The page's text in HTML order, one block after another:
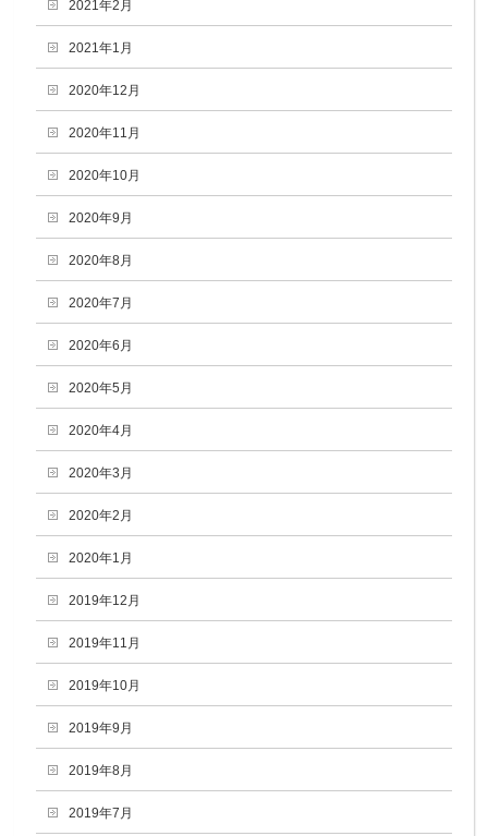
2021年2月
2021年1月
2020年12月
2020年11月
2020年10月
2020年9月
2020年8月
2020年7月
2020年6月
2020年5月
2020年4月
2020年3月
2020年2月
2020年1月
2019年12月
2019年11月
2019年10月
2019年9月
2019年8月
2019年7月